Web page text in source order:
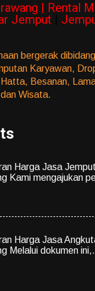
| Rental
Jemput
bergerak
Karyawan,
Besanan,
Wisata.
Harga Jasa
Kami mengajukan
Harga Jasa
Melalui dokumen